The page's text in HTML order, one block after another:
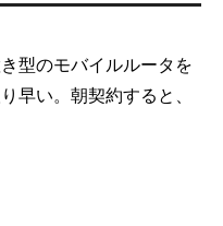
型のモバイルルータを
早い。朝契約すると、